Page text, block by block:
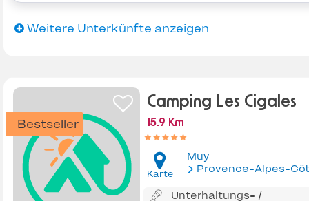
Weitere Unterkünfte anzeigen
Bestseller
Camping Les Cigales
15.9 Km
Karte
Muy
Provence-Alpes-Côte
Unterhaltungs- /